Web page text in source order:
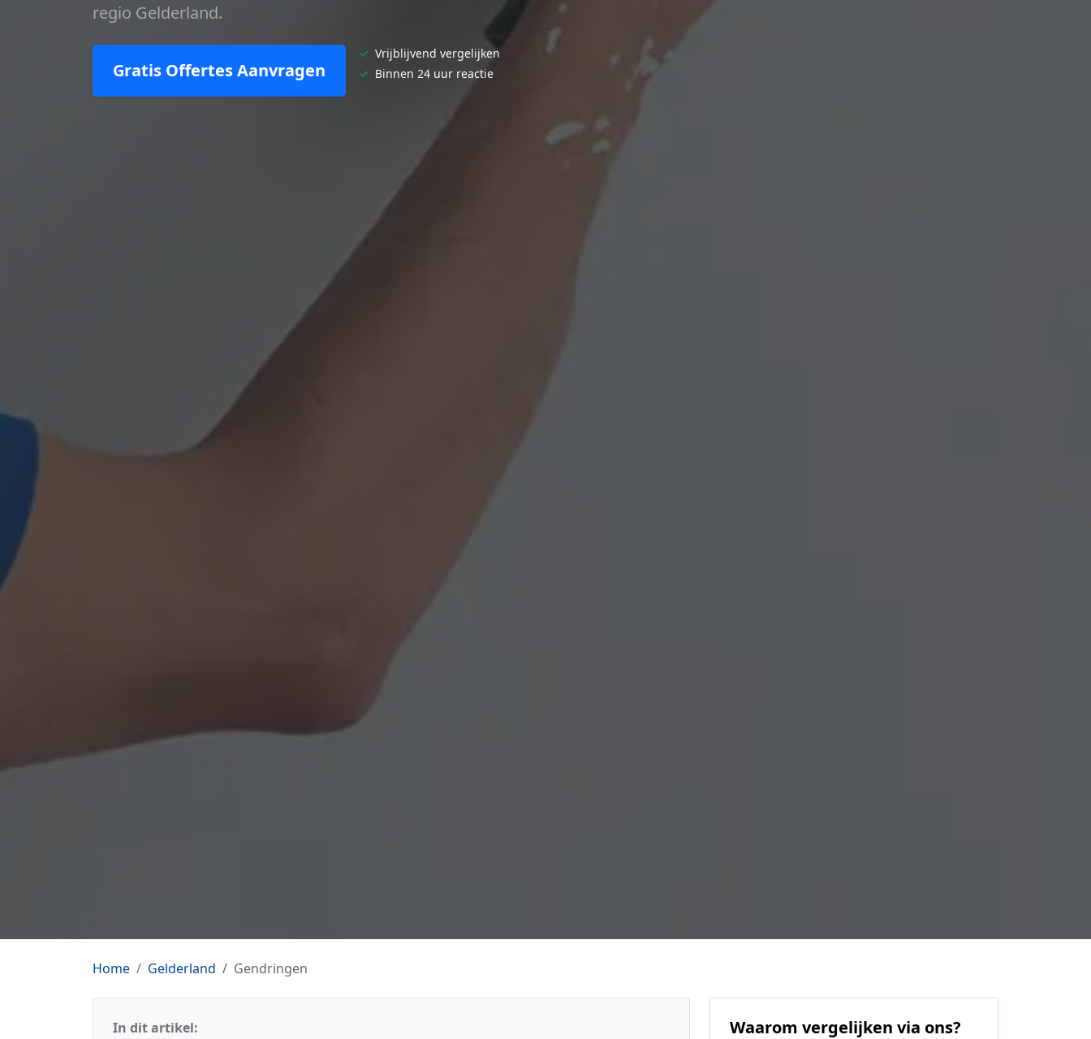
regio Gelderland.
Gratis Offertes Aanvragen
✓ Vrijblijvend vergelijken
✓ Binnen 24 uur reactie
Home Gelderland Gendringen
In dit artikel:
Waarom vergelijken via ons?